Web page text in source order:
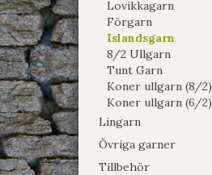
Lovikkagarn
Förgarn
Islandsgarn
8/2 Ullgarn
Tunt Garn
Koner ullgarn (8/2)
Koner ullgarn (6/2)
Lingarn
Övriga garner
Tillbehör